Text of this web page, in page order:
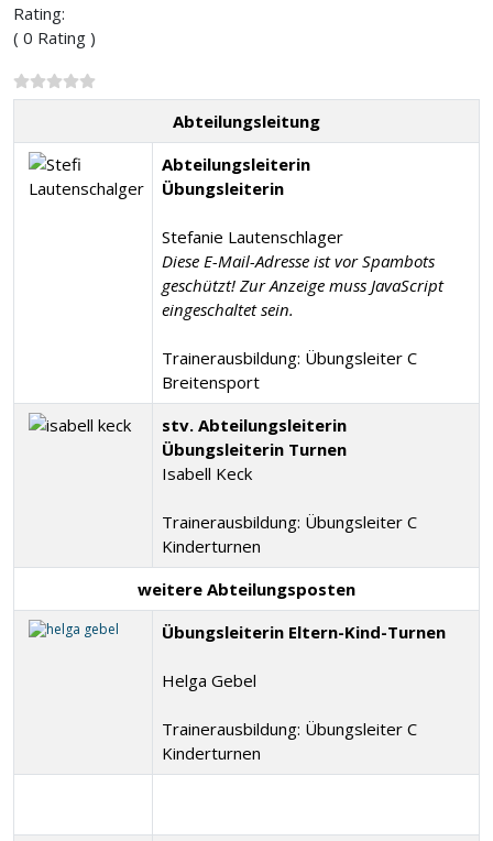
Rating:
( 0 Rating )
Abteilungsleitung
Abteilungsleiterin
Übungsleiterin
Stefanie Lautenschlager
Diese E-Mail-Adresse ist vor Spambots
geschützt! Zur Anzeige muss JavaScript
eingeschaltet sein.
Trainerausbildung: Übungsleiter C
Breitensport
stv. Abteilungsleiterin
Übungsleiterin Turnen
Isabell Keck
Trainerausbildung: Übungsleiter C
Kinderturnen
weitere Abteilungsposten
Übungsleiterin Eltern-Kind-Turnen
Helga Gebel
Trainerausbildung: Übungsleiter C
Kinderturnen